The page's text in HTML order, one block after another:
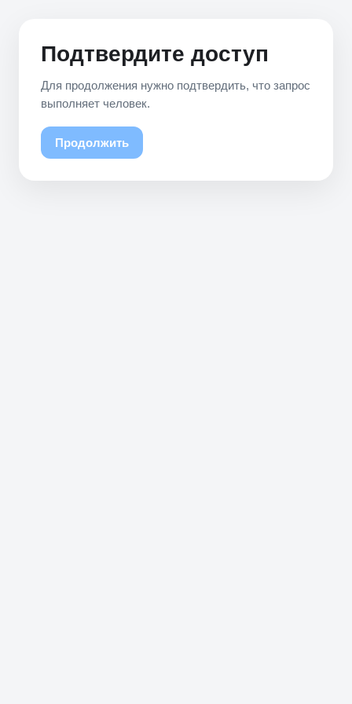
Подтвердите доступ
Для продолжения нужно подтвердить, что запрос
выполняет человек.
Продолжить